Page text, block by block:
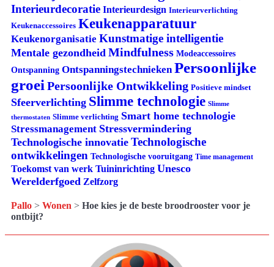
Interieurdecoratie Interieurdesign Interieurverlichting
Keukenaccessoires Keukenapparatuur
Keukenorganisatie Kunstmatige intelligentie
Mentale gezondheid Mindfulness Modeaccessoires
Ontspanning Ontspanningstechnieken Persoonlijke
groei Persoonlijke Ontwikkeling Positieve mindset
Sfeerverlichting Slimme technologie Slimme
thermostaten Slimme verlichting Smart home technologie
Stressmanagement Stressvermindering
Technologische innovatie Technologische
ontwikkelingen Technologische vooruitgang Time management
Toekomst van werk Tuininrichting Unesco
Werelderfgoed Zelfzorg
Pallo > Wonen > Hoe kies je de beste broodrooster voor je
ontbijt?